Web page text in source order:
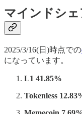
マインドシ
2025/3/16(日)時点での
になっています。
L1 41.85%
Tokenless